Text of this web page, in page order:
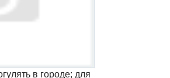
в городе; для